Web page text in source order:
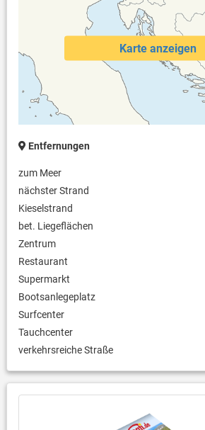
Karte anzeigen
Entfernungen
zum Meer
nächster Strand
Kieselstrand
bet. Liegeflächen
Zentrum
Restaurant
Supermarkt
Bootsanlegeplatz
Surfcenter
Tauchcenter
verkehrsreiche Straße